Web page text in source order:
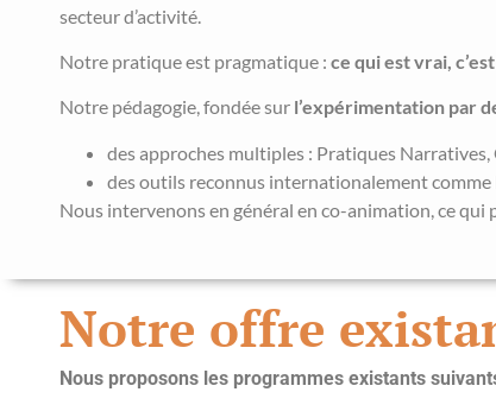
secteur d’activité.
Notre pratique est pragmatique : ce qui est vrai,
Notre pédagogie, fondée sur l’expérimentation par
des approches multiples : Pratiques
des outils reconnus internationalement
Nous intervenons en général en co-animation, ce
Notre offre
Nous proposons les programmes existants